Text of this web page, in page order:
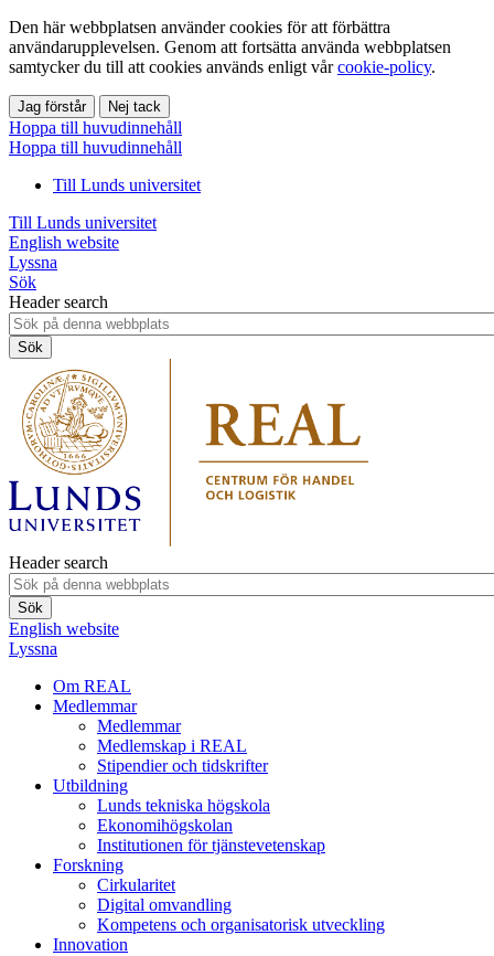
Den här webbplatsen använder cookies för att förbättra
användarupplevelsen. Genom att fortsätta använda webbplatsen
samtycker du till att cookies används enligt vårcookie-policy.
Jag förstår Nej tack
Hoppa till huvudinnehåll
Hoppa till huvudinnehåll
Till Lunds universitet
Till Lunds universitet
English website
Lyssna
Sök
Header search
Header search
English website
Lyssna
Om REAL
Medlemmar
Medlemmar
Medlemskap i REAL
Stipendier och tidskrifter
Utbildning
Lunds tekniska högskola
Ekonomihögskolan
Institutionen för tjänstevetenskap
Forskning
Cirkularitet
Digital omvandling
Kompetens och organisatorisk utveckling
Innovation